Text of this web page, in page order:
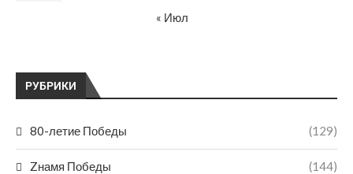
РУБРИКИ
80-летие Победы (129)
Zнамя Победы (144)
« Июл